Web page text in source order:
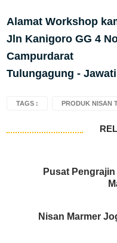
Alamat Workshop
Jln Kanigoro GG 4
Campurdarat
Tulungagung -
TAGS : PRODUK NISAN
Pusat
Nisan Marmer